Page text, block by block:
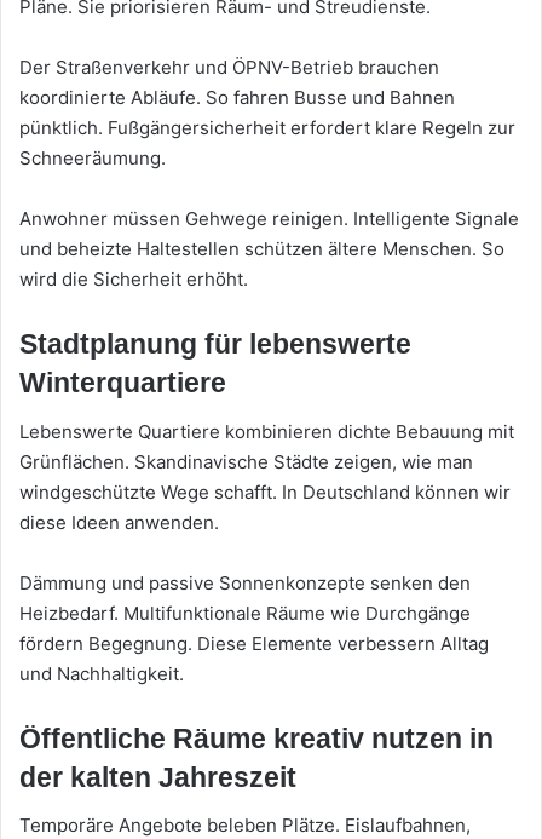
Pläne. Sie priorisieren Räum- und Streudienste.
Der Straßenverkehr und ÖPNV-Betrieb brauchen
koordinierte Abläufe. So fahren Busse und Bahnen
pünktlich. Fußgängersicherheit erfordert klare Regeln zur
Schneeräumung.
Anwohner müssen Gehwege reinigen. Intelligente Signale
und beheizte Haltestellen schützen ältere Menschen. So
wird die Sicherheit erhöht.
Stadtplanung für lebenswerte
Winterquartiere
Lebenswerte Quartiere kombinieren dichte Bebauung mit
Grünflächen. Skandinavische Städte zeigen, wie man
windgeschützte Wege schafft. In Deutschland können wir
diese Ideen anwenden.
Dämmung und passive Sonnenkonzepte senken den
Heizbedarf. Multifunktionale Räume wie Durchgänge
fördern Begegnung. Diese Elemente verbessern Alltag
und Nachhaltigkeit.
Öffentliche Räume kreativ nutzen in
der kalten Jahreszeit
Temporäre Angebote beleben Plätze. Eislaufbahnen,